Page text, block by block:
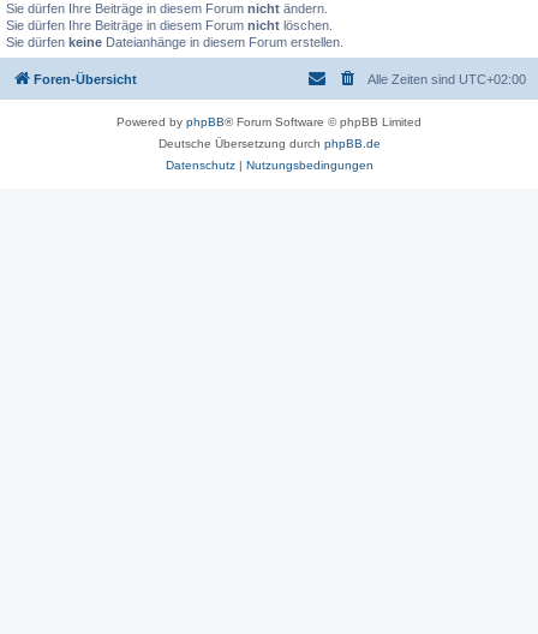
Sie dürfen Ihre Beiträge in diesem Forum nicht ändern.
Sie dürfen Ihre Beiträge in diesem Forum nicht löschen.
Sie dürfen keine Dateianhänge in diesem Forum erstellen.
Foren-Übersicht Alle Zeiten sind UTC+02:00
Powered by phpBB® Forum Software © phpBB Limited
Deutsche Übersetzung durch phpBB.de
Datenschutz| Nutzungsbedingungen